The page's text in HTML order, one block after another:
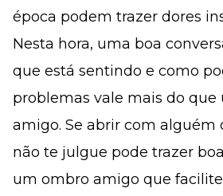
época podem trazer dores
Nesta hora, uma boa
que está sentindo e como
problemas vale mais do que
amigo. Se abrir com alguém
não te julgue pode trazer
um ombro amigo que